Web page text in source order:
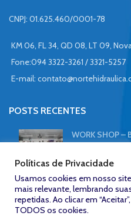
CNPJ: 01.625.460/0001-78
KM 06, FL 34, QD 08, LT 09,
Fone:094 3322-3261 / 3321-5257
E-mail:
POSTS RECENTES
WORK SHOP
Pistão | NORTE
7 de abril de 2019
Contaminação
tratores
Políticas de Privacidade
Usamos cookies em nosso
mais relevante, lembrando
repetidas. Ao clicar em
TODOS os cookies.